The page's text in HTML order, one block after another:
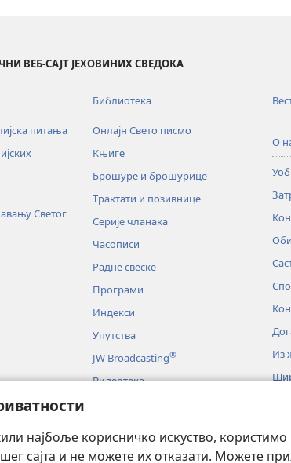
најбоље корисничко искуство,
сајта и не можете их отказати. Можете
ВЕБ-САЈТ ЈЕХОВИНИХ СВЕДОКА
питања
Светог
Библиотека
Онлајн Свето писмо
Књиге
Брошуре и брошурице
Трактати и позивнице
Серије чланака
Часописи
Радне свеске
Програми
Индекси
Упутства
JW Broadcasting®
Видеотека
Драмско читање Светог писма
О
Из